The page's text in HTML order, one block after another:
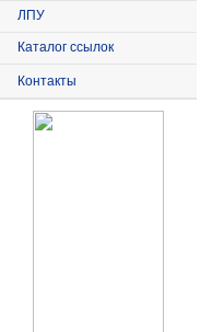
ЛПУ
Каталог ссылок
Контакты